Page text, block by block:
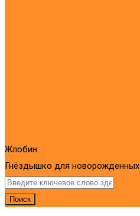
Жлобин
Гнёздышко для новорожденных
Поиск